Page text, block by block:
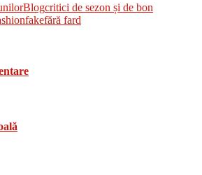
Blogcritici de sezon și de bon
fakefără fard